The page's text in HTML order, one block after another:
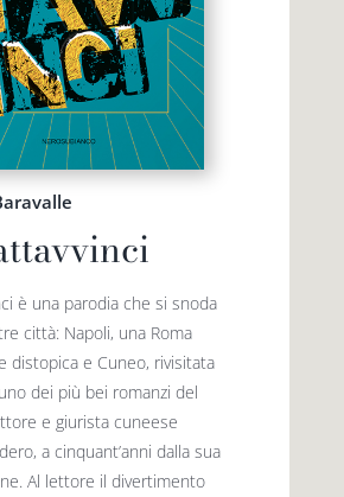
Giallovalle
è una parodia che si snoda
città: Napoli, una Roma
distopica e Cuneo, rivisitata
dei più bei romanzi del
e giurista cuneese
a cinquant’anni dalla sua
Al lettore il divertimento